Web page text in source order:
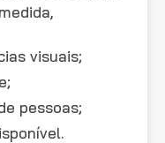
visuais;
pessoas;